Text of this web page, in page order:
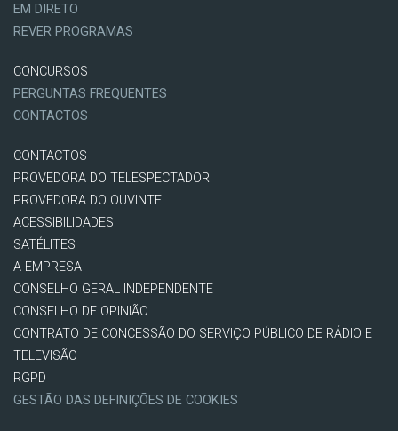
EM DIRETO
REVER PROGRAMAS
CONCURSOS
PERGUNTAS FREQUENTES
CONTACTOS
CONTACTOS
PROVEDORA DO TELESPECTADOR
PROVEDORA DO OUVINTE
ACESSIBILIDADES
SATÉLITES
A EMPRESA
CONSELHO GERAL INDEPENDENTE
CONSELHO DE OPINIÃO
CONTRATO DE CONCESSÃO DO SERVIÇO PÚBLICO DE RÁDIO E
TELEVISÃO
RGPD
GESTÃO DAS DEFINIÇÕES DE COOKIES